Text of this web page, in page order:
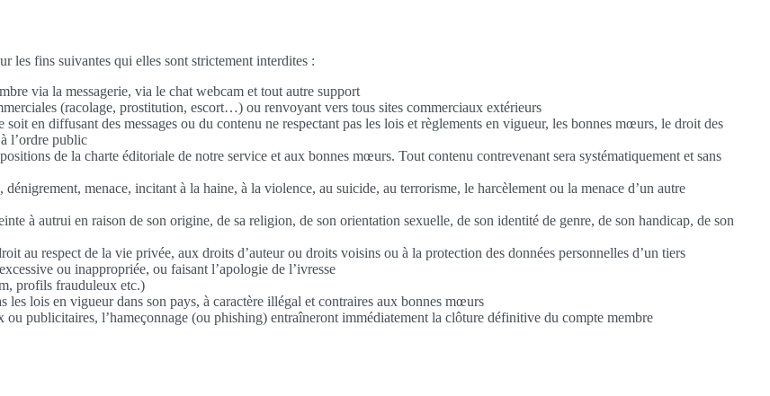
les fins suivantes qui elles sont strictement interdites :
via la messagerie, via le chat webcam et tout autre support
(racolage, prostitution, escort…) ou renvoyant vers tous sites commerciaux extérieurs
en diffusant des messages ou du contenu ne respectant pas les lois et règlements en vigueur, les bonnes mœurs, le droit des
l’ordre public
de la charte éditoriale de notre service et aux bonnes mœurs. Tout contenu contrevenant sera systématiquement et sans
menace, incitant à la haine, à la violence, au suicide, au terrorisme, le harcèlement ou la menace d’un autre
à autrui en raison de son origine, de sa religion, de son orientation sexuelle, de son identité de genre, de son handicap, de son
au respect de la vie privée, aux droits d’auteur ou droits voisins ou à la protection des données personnelles d’un tiers
ou inappropriée, ou faisant l’apologie de l’ivresse
profils frauduleux etc.)
les lois en vigueur dans son pays, à caractère illégal et contraires aux bonnes mœurs
publicitaires, l’hameçonnage (ou phishing) entraîneront immédiatement la clôture définitive du compte membre